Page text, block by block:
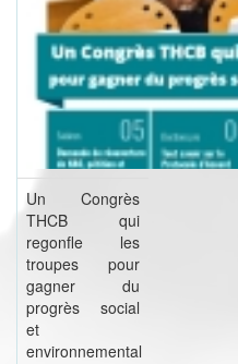
Un Congrès
THCB qui
regonfle les
troupes pour
gagner du
progrès social
et
environnemental